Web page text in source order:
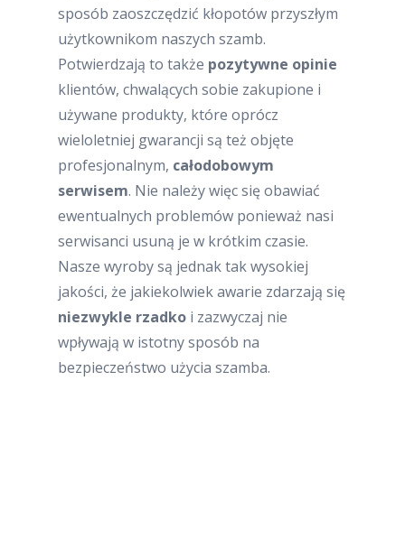
sposób zaoszczędzić kłopotów przyszłym
użytkownikom naszych szamb.
Potwierdzają to także pozytywne opinie
klientów, chwalących sobie zakupione i
używane produkty, które oprócz
wieloletniej gwarancji są też objęte
profesjonalnym, całodobowym
serwisem. Nie należy więc się obawiać
ewentualnych problemów ponieważ nasi
serwisanci usuną je w krótkim czasie.
Nasze wyroby są jednak tak wysokiej
jakości, że jakiekolwiek awarie zdarzają się
niezwykle rzadko i zazwyczaj nie
wpływają w istotny sposób na
bezpieczeństwo użycia szamba.